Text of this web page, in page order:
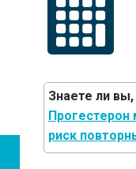
Знаете ли вы,
Прогестерон
риск